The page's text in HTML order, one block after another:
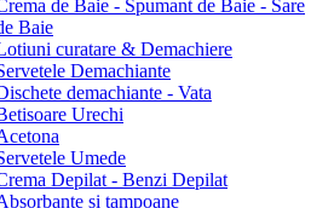
de Baie - Spumant de Baie - Sare
Baie
curatare & Demachiere
Demachiante
demachiante - Vata
Urechi
Umede
Depilat - Benzi Depilat
si tampoane